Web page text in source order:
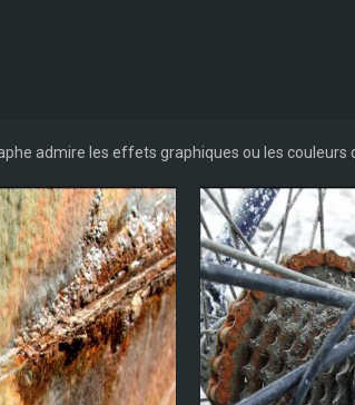
admire les effets graphiques ou les couleurs